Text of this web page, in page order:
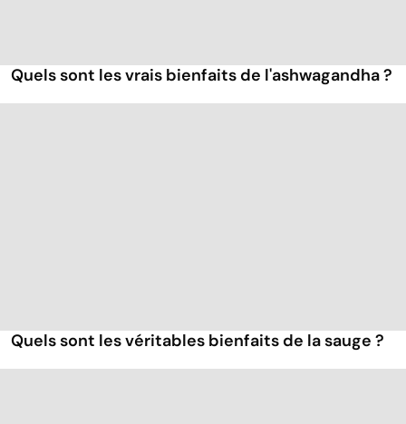
Quels sont les vrais bienfaits de l'ashwagandha ?
Quels sont les véritables bienfaits de la sauge ?